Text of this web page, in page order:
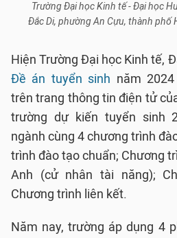
Trường Đại học Kinh tế - Đại học
Đắc Di, phường An Cựu, thành phố
Hiện Trường Đại học Kinh tế,
Đề án tuyển sinh năm
trên trang thông tin điện tử
trường dự kiến tuyển sinh
ngành cùng 4 chương trình
trình đào tạo chuẩn; Chương
Anh (cử nhân tài năng);
Chương trình liên kết.
Năm nay, trường áp dụng 4